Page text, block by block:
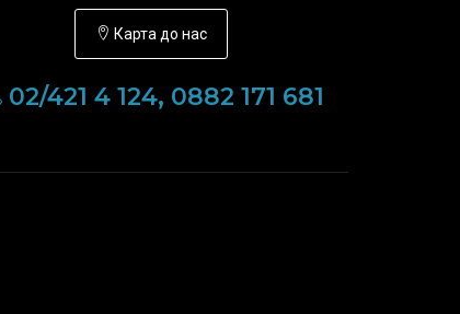
Карта до нас
02/421 4 124, 0882 171 681